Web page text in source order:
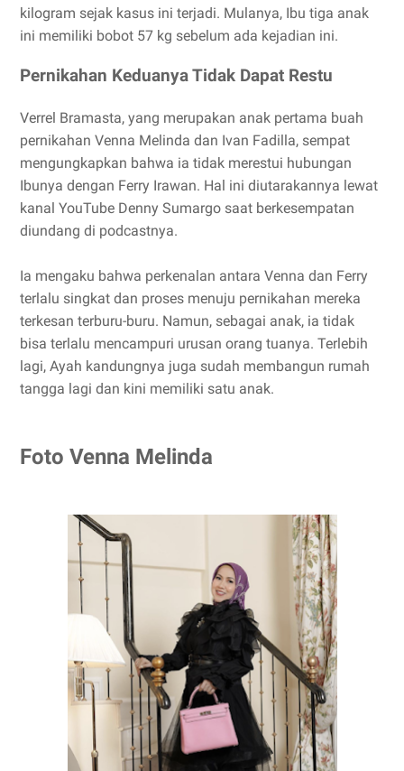
kilogram sejak kasus ini terjadi. Mulanya, Ibu tiga anak
ini memiliki bobot 57 kg sebelum ada kejadian ini.
Pernikahan Keduanya Tidak Dapat Restu
Verrel Bramasta, yang merupakan anak pertama buah
pernikahan Venna Melinda dan Ivan Fadilla, sempat
mengungkapkan bahwa ia tidak merestui hubungan
Ibunya dengan Ferry Irawan. Hal ini diutarakannya lewat
kanal YouTube Denny Sumargo saat berkesempatan
diundang di podcastnya.
Ia mengaku bahwa perkenalan antara Venna dan Ferry
terlalu singkat dan proses menuju pernikahan mereka
terkesan terburu-buru. Namun, sebagai anak, ia tidak
bisa terlalu mencampuri urusan orang tuanya. Terlebih
lagi, Ayah kandungnya juga sudah membangun rumah
tangga lagi dan kini memiliki satu anak.
Foto Venna Melinda